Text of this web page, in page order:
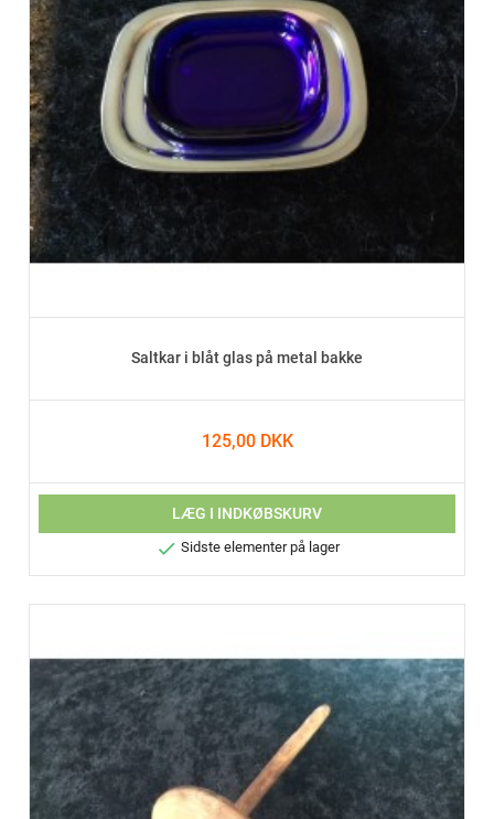
Saltkar i blåt glas på metal bakke
125,00 DKK
LÆG I INDKØBSKURV
 Sidste elementer på lager